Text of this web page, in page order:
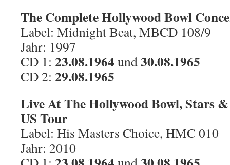
The Complete Hollywood Bowl
Label: Midnight Beat, MBCD 108/9
Jahr: 1997
CD 1: 23.08.1964 und30.08.1965
CD 2: 29.08.1965
Live At The Hollywood Bowl, Stars
US Tour
Label: His Masters Choice, HMC 010
Jahr: 2010